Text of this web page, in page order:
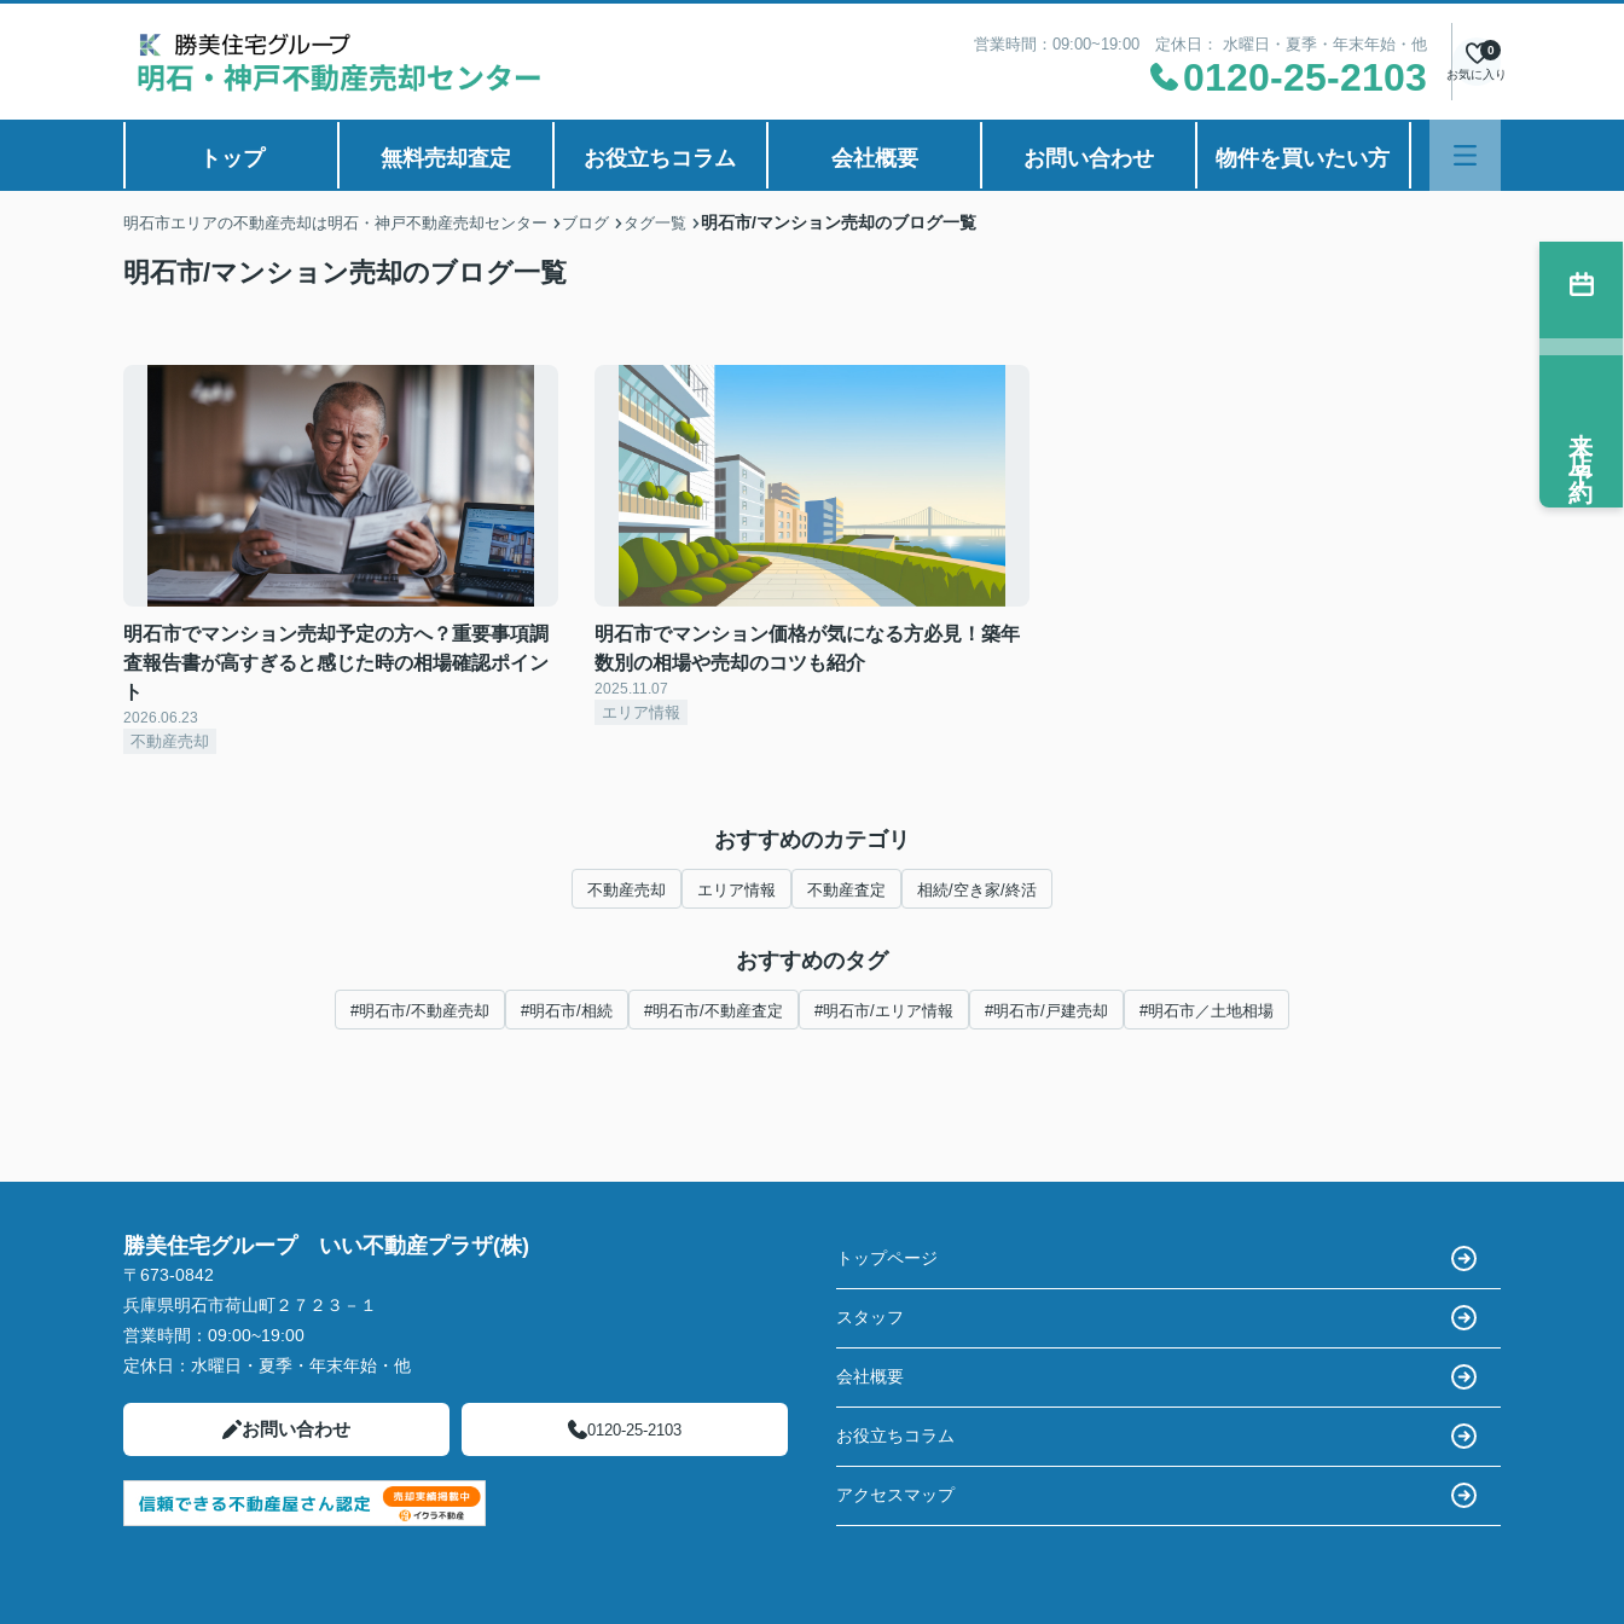
営業時間：09:00~19:00 定休日： 水曜日・夏季・年末年始・他
0120-25-2103 お気に入り
0
トップ 無料売却査定 お役立ちコラム 会社概要 お問い合わせ 物件を買いたい方
明石市エリアの不動産売却は明石・神戸不動産売却センター ブログ タグ一覧 明石市/マンション売却のブログ一覧
明石市/マンション売却のブログ一覧
明石市でマンション売却予定の方へ？重要事項調
査報告書が高すぎると感じた時の相場確認ポイン
ト
2026.06.23
不動産売却
明石市でマンション価格が気になる方必見！築年
数別の相場や売却のコツも紹介
2025.11.07
エリア情報
おすすめのカテゴリ
不動産売却 エリア情報 不動産査定 相続/空き家/終活
おすすめのタグ
#明石市/不動産売却 #明石市/相続 #明石市/不動産査定 #明石市/エリア情報 #明石市/戸建売却 #明石市／土地相場
来店予約
勝美住宅グループ いい不動産プラザ(株)
〒673-0842
兵庫県明石市荷山町２７２３－１
営業時間： 09:00~19:00
定休日： 水曜日・夏季・年末年始・他
お問い合わせ 0120-25-2103
トップページ
スタッフ
会社概要
お役立ちコラム
アクセスマップ